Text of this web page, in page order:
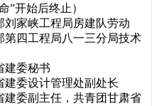
”开始后终止）
家峡工程局房建队劳动
四工程局八一三分局技术
委秘书
委设计管理处副处长
委副主任，共青团甘肃省